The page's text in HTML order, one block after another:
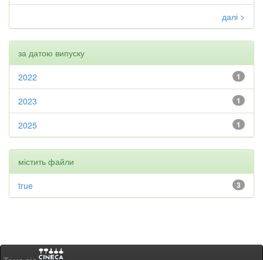
далі >
за датою випуску
1
2022
1
2023
1
2025
містить файли
3
true